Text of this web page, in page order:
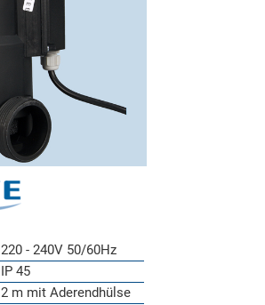
220 - 240V 50/60Hz
IP 45
2 m mit Aderendhülse